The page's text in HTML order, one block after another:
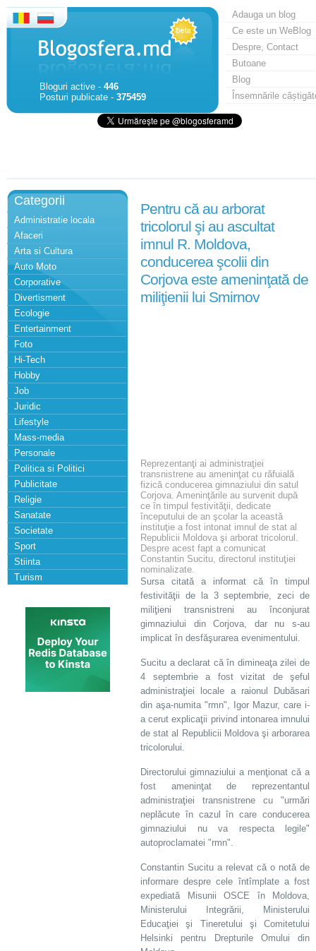
Bloguri active - 446
Posturi publicate - 375459
Adauga un blog
Ce este un WeBlog
Despre, Contact
Butoane
Blog
Însemnările
Categorii
Administratie locala
Afaceri
Arta si Cultura
Auto Moto
Corporative
Divertisment
Ecologie
Entertainment
Foto
Hi-Tech
Hobby
Job
Juridic
Lifestyle
Mass-media
Personale
Politica si Politici
Publicitate
Religie
Sanatate
Societate
Sport
Stiinta
Turism
Pentru că au arborat
tricolorul şi au ascultat
imnul R. Moldova,
conducerea şcolii din
Corjova este ameninţată de
miliţienii lui Smirnov
Reprezentanţi ai administraţiei
transnistrene au ameninţat cu răfuială
fizică conducerea gimnaziului din satul
Corjova. Ameninţările au survenit după
ce în timpul festivităţii, dedicate
începutului de an şcolar la această
instituţie a fost intonat imnul de stat al
Republicii Moldova şi arborat tricolorul.
Despre acest fapt a comunicat
Constantin Sucitu, directorul instituţiei
nominalizate.
Sursa citată a informat că în timpul
festivităţii de la 3 septembrie, zeci de
miliţieni transnistreni au înconjurat
gimnaziului din Corjova, dar nu s-au
implicat în desfăşurarea evenimentului.
Sucitu a declarat că în dimineaţa zilei de
4 septembrie a fost vizitat de şeful
administraţiei locale a raionul Dubăsari
din aşa-numita "rmn", Igor Mazur, care i-
a cerut explicaţii privind intonarea imnului
de stat al Republicii Moldova şi arborarea
tricolorului.
Directorului gimnaziului a menţionat că a
fost ameninţat de reprezentantul
administraţiei transnistrene cu "urmări
neplăcute în cazul în care conducerea
gimnaziului nu va respecta legile"
autoproclamatei "rmn".
Constantin Sucitu a relevat că o notă de
informare despre cele întîmplate a fost
expediată Misunii OSCE în Moldova,
Ministerului Integrării, Ministerului
Educaţiei şi Tineretului şi Comitetului
Helsinki pentru Drepturile Omului din